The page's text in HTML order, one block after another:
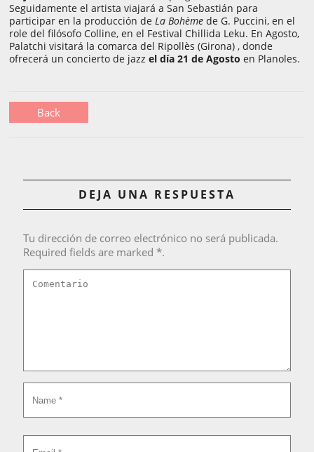
Seguidamente el artista viajará a San Sebastián para
participar en la producción de La Bohème de G. Puccini, en el
role del filósofo Colline, en el Festival Chillida Leku. En Agosto,
Palatchi visitará la comarca del Ripollès (Girona) , donde
ofrecerá un concierto de jazz el día 21 de Agosto en Planoles.
Back
DEJA UNA RESPUESTA
Tu dirección de correo electrónico no será publicada.
Required fields are marked *.